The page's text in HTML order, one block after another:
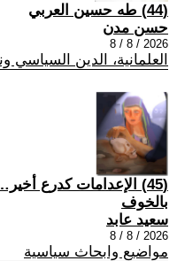
(44) طه حسين العربي
حسن مدن
2026 / 8 / 8
العلمانية، الدين السياسي
(45) الإعدامات كدرع
بالخوف
سعيد عابد
2026 / 8 / 8
مواضيع وابحاث سياسية